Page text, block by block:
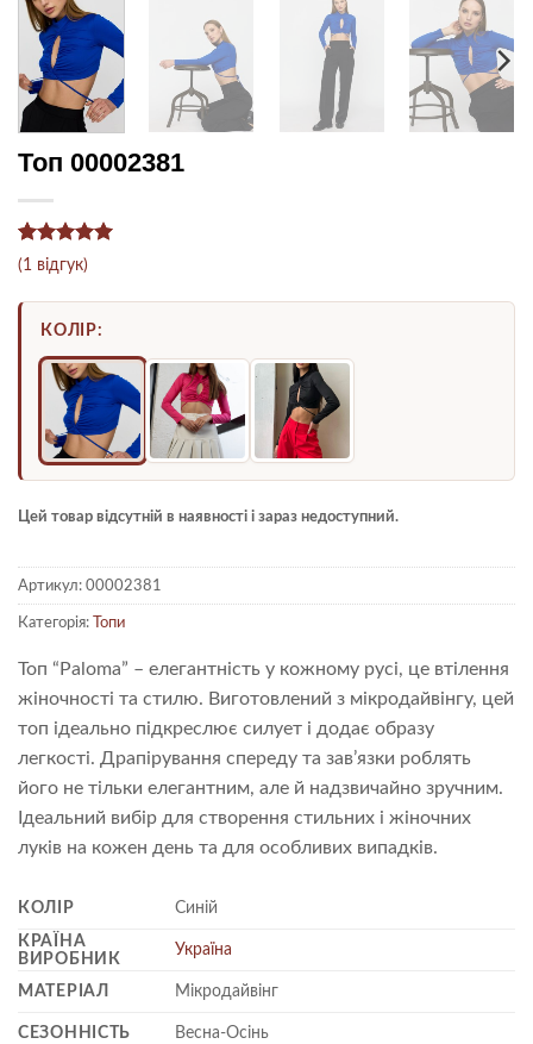
Топ 00002381
Рейтинг
з 5 на
основі
1
покупця
(1 відгук)
КОЛІР:
Цей товар відсутній в наявності і зараз недоступний.
Артикул: 00002381
Категорія: Топи
Топ “Paloma” – елегантність у кожному русі, це втілення
жіночності та стилю. Виготовлений з мікродайвінгу, цей
топ ідеально підкреслює силует і додає образу
легкості. Драпірування спереду та зав’язки роблять
його не тільки елегантним, але й надзвичайно зручним.
Ідеальний вибір для створення стильних і жіночних
луків на кожен день та для особливих випадків.
КОЛІР
Синій
КРАЇНА
ВИРОБНИК
Україна
МАТЕРІАЛ Мікродайвінг
СЕЗОННІСТЬ Весна-Осінь